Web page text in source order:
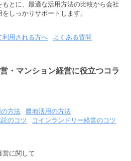
とに、最適な活用方法の比較から会社
しっかりサポートします。
利用される方へ
よくある質問
・マンション経営に役立つコラ
方法
農地活用の方法
のコツ
コインランドリー経営のコツ
営に関して